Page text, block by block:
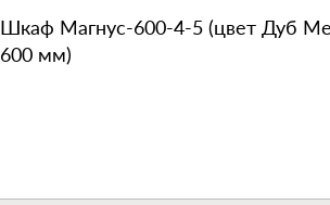
Шкаф Магнус‑600‑4‑5 (цвет Дуб
600 мм)